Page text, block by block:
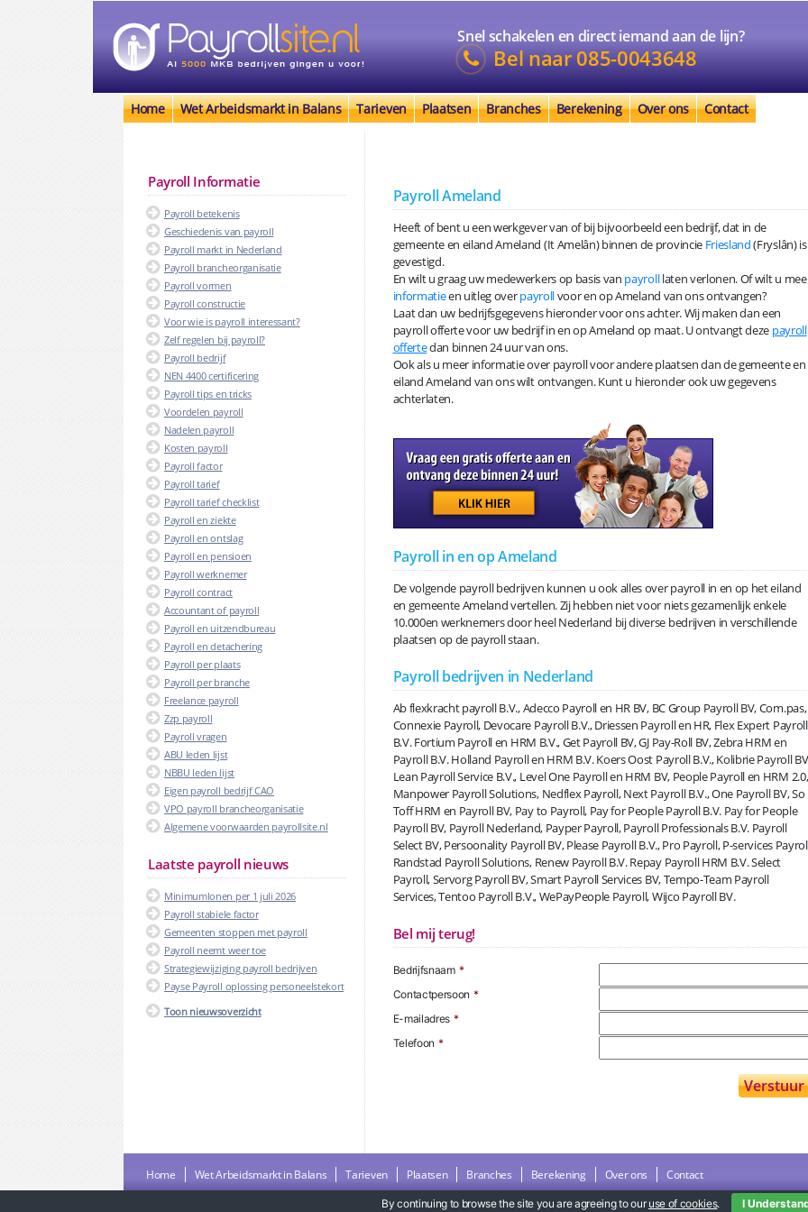
Snel schakelen en direct iemand aan de lijn?
Bel naar085-0043648
Home Wet Arbeidsmarkt in Balans Tarieven Plaatsen Branches Berekening Over ons Contact
Payroll Informatie
Payroll betekenis
Geschiedenis van payroll
Payroll markt in Nederland
Payroll brancheorganisatie
Payroll vormen
Payroll constructie
Voor wie is payroll interessant?
Zelf regelen bij payroll?
Payroll bedrijf
NEN 4400 certificering
Payroll tips en tricks
Voordelen payroll
Nadelen payroll
Kosten payroll
Payroll factor
Payroll tarief
Payroll tarief checklist
Payroll en ziekte
Payroll en ontslag
Payroll en pensioen
Payroll werknemer
Payroll contract
Accountant of payroll
Payroll en uitzendbureau
Payroll en detachering
Payroll per plaats
Payroll per branche
Freelance payroll
Zzp payroll
Payroll vragen
ABU leden lijst
NBBU leden lijst
Eigen payroll bedrijf CAO
VPO payroll brancheorganisatie
Algemene voorwaarden payrollsite.nl
Laatste payroll nieuws
Minimumlonen per 1 juli 2026
Payroll stabiele factor
Gemeenten stoppen met payroll
Payroll neemt weer toe
Strategiewijziging payroll bedrijven
Payse Payroll oplossing personeelstekort
Toon nieuwsoverzicht
Payroll Ameland
Heeft of bent u een werkgever van of bij bijvoorbeeld een bedrijf, dat in de
gemeente en eiland Ameland (It Amelân) binnen de provincie Friesland(Fryslân) is
gevestigd.
En wilt u graag uw medewerkers op basis van payrolllaten verlonen. Of wilt u
informatieen uitleg overpayrollvoor en op Ameland van ons ontvangen?
Laat dan uw bedrijfsgegevens hieronder voor ons achter. Wij maken dan een
payroll offerte voor uw bedrijf in en op Ameland op maat. U ontvangt deze payroll
offertedan binnen 24 uur van ons.
Ook als u meer informatie over payroll voor andere plaatsen dan de gemeente en
eiland Ameland van ons wilt ontvangen. Kunt u hieronder ook uw gegevens
achterlaten.
Payroll in en op Ameland
De volgende payroll bedrijven kunnen u ook alles over payroll in en op het eiland
en gemeente Ameland vertellen. Zij hebben niet voor niets gezamenlijk enkele
10.000en werknemers door heel Nederland bij diverse bedrijven in verschillende
plaatsen op de payroll staan.
Payroll bedrijven in Nederland
Ab flexkracht payroll B.V., Adecco Payroll en HR BV, BC Group Payroll BV, Com.pas,
Connexie Payroll, Devocare Payroll B.V., Driessen Payroll en HR, Flex Expert Payroll
B.V. Fortium Payroll en HRM B.V., Get Payroll BV, GJ Pay-Roll BV, Zebra HRM en
Payroll B.V. Holland Payroll en HRM B.V. Koers Oost Payroll B.V., Kolibrie Payroll
Lean Payroll Service B.V., Level One Payroll en HRM BV, People Payroll en HRM 2.0,
Manpower Payroll Solutions, Nedflex Payroll, Next Payroll B.V., One Payroll BV, So
Toff HRM en Payroll BV, Pay to Payroll, Pay for People Payroll B.V. Pay for People
Payroll BV, Payroll Nederland, Payper Payroll, Payroll Professionals B.V. Payroll
Select BV, Persoonality Payroll BV, Please Payroll B.V., Pro Payroll, P-services
Randstad Payroll Solutions, Renew Payroll B.V. Repay Payroll HRM B.V. Select
Payroll, Servorg Payroll BV, Smart Payroll Services BV, Tempo-Team Payroll
Services, Tentoo Payroll B.V., WePayPeople Payroll, Wijco Payroll BV.
Bel mij terug!
Bedrijfsnaam *
Contactpersoon *
E-mailadres *
Telefoon *
Home Wet Arbeidsmarkt in Balans Tarieven Plaatsen Branches Berekening Over ons Contact
By continuing to browse the site you are agreeing to our use of cookies. I